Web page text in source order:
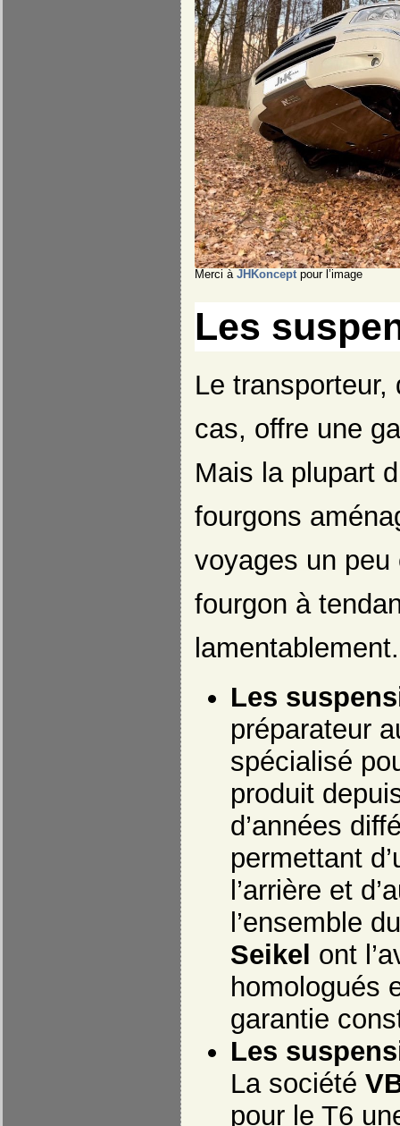
Merci à JHKoncept pour l’image
Les
Le
cas, offre une
Mais la plupart
fourgons
voyages un peu
fourgon à
lamentablement.
Les
préparateur
spécialisé
produit
d’années
permettant
l’arrière et
l’ensemble
Seikel ont
homologués
garantie
Les
La société
pour le T6